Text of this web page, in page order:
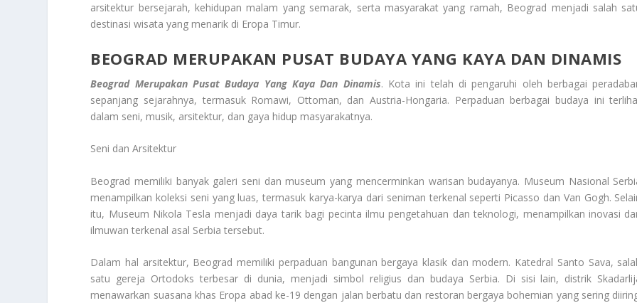
arsitektur bersejarah, kehidupan malam yang semarak, serta masyarakat yang ramah, Beograd menjadi salah
destinasi wisata yang menarik di Eropa Timur.
BEOGRAD MERUPAKAN PUSAT BUDAYA YANG KAYA DAN DINAMIS
Beograd Merupakan Pusat Budaya Yang Kaya Dan Dinamis. Kota ini telah di pengaruhi oleh berbagai
sepanjang sejarahnya, termasuk Romawi, Ottoman, dan Austria-Hongaria. Perpaduan berbagai budaya ini
dalam seni, musik, arsitektur, dan gaya hidup masyarakatnya.
Seni dan Arsitektur
Beograd memiliki banyak galeri seni dan museum yang mencerminkan warisan budayanya. Museum Nasional
menampilkan koleksi seni yang luas, termasuk karya-karya dari seniman terkenal seperti Picasso dan Van Gogh.
itu, Museum Nikola Tesla menjadi daya tarik bagi pecinta ilmu pengetahuan dan teknologi, menampilkan inovasi
ilmuwan terkenal asal Serbia tersebut.
Dalam hal arsitektur, Beograd memiliki perpaduan bangunan bergaya klasik dan modern. Katedral Santo Sava,
satu gereja Ortodoks terbesar di dunia, menjadi simbol religius dan budaya Serbia. Di sisi lain, distrik
menawarkan suasana khas Eropa abad ke-19 dengan jalan berbatu dan restoran bergaya bohemian yang sering